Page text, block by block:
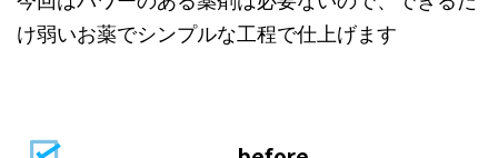
け弱いお薬でシンプルな工程で仕上げます